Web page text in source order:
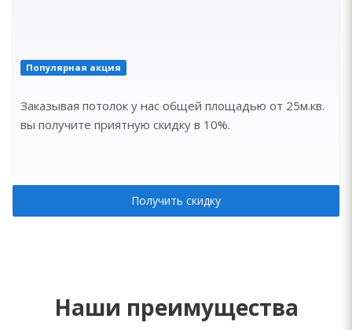
Популярная акция
Заказывая потолок у нас общей площадью от 25м.кв.
вы получите приятную скидку в 10%.
Получить скидку
Наши преимущества